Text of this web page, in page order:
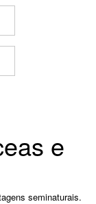
e
seminaturais.